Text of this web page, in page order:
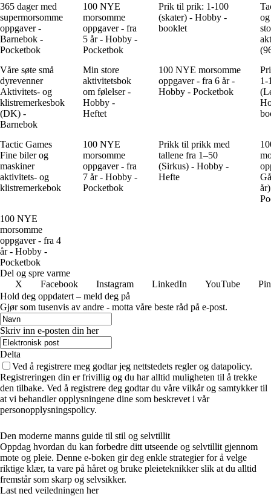
365 dager med
supermorsomme
oppgaver -
Barnebok -
Pocketbok
100 NYE
morsomme
oppgaver - fra
5 år - Hobby -
Pocketbok
Prik til prik: 1-100
(skater) - Hobby -
booklet
Våre søte små
dyrevenner
Aktivitets- og
klistremerkesbok
(DK) -
Barnebok
Min store
aktivitetsbok
om følelser -
Hobby -
Heftet
100 NYE morsomme
oppgaver - fra 6 år -
Hobby - Pocketbok
1-
Tactic Games
Fine biler og
maskiner
aktivitets- og
klistremerkebok
100 NYE
morsomme
oppgaver - fra
7 år - Hobby -
Pocketbok
Prikk til prikk med
tallene fra 1–50
(Sirkus) - Hobby -
Hefte
100 NYE
morsomme
oppgaver - fra 4
år - Hobby -
Pocketbok
Del og spre varme
X
Facebook Instagram LinkedIn YouTube
Hold deg oppdatert – meld deg på
Gjør som tusenvis av andre - motta våre beste råd på e-post.
Skriv inn e-posten din her
Delta
Ved å registrere meg godtar jeg nettstedets regler og datapolicy.
Registreringen din er frivillig og du har alltid muligheten til å trekke
den tilbake. Ved å registrere deg godtar du våre vilkår og samtykker til
at vi behandler opplysningene dine som beskrevet i vår
personopplysningspolicy.
Den moderne manns guide til stil og selvtillit
Oppdag hvordan du kan forbedre ditt utseende og selvtillit gjennom
mote og pleie. Denne e-boken gir deg enkle strategier for å velge
riktige klær, ta vare på håret og bruke pleieteknikker slik at du alltid
fremstår som skarp og selvsikker.
Last ned veiledningen her